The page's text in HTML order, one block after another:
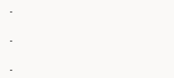
-
-
-